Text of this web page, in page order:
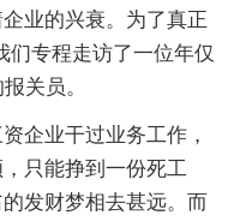
业的兴衰。为了真正
们专程走访了一位年仅
关员。
企业干过业务工作，
只能挣到一份死工
发财梦相去甚远。而